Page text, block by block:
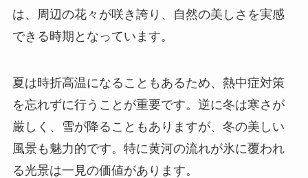
は、周辺の花々が咲き誇り、自然の美しさを実感
できる時期となっています。
夏は時折高温になることもあるため、熱中症対策
を忘れずに行うことが重要です。逆に冬は寒さが
厳しく、雪が降ることもありますが、冬の美しい
風景も魅力的です。特に黄河の流れが氷に覆われ
る光景は一見の価値があります。